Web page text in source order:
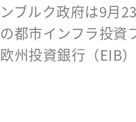
ブルク政府は9月
都市インフラ投
州投資銀行（